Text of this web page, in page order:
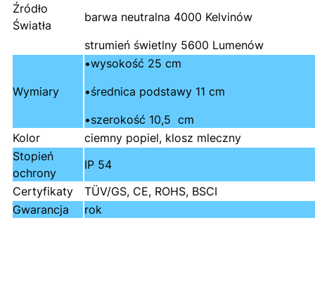
Źródło
Światła
barwa neutralna 4000 Kelvinów
strumień świetlny 5600 Lumenów
Wymiary
•wysokość 25 cm
•średnica podstawy 11 cm
•szerokość 10,5 cm
Kolor
ciemny popiel, klosz mleczny
Stopień
ochrony
IP 54
Certyfikaty
TÜV/GS, CE, ROHS, BSCI
Gwarancja
rok